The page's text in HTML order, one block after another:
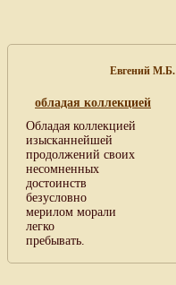
Евгений М.Б.
обладая коллекцией
Обладая коллекцией
изысканнейшей
продолжений своих
несомненных
достоинств
безусловно
мерилом морали
легко
пребывать.